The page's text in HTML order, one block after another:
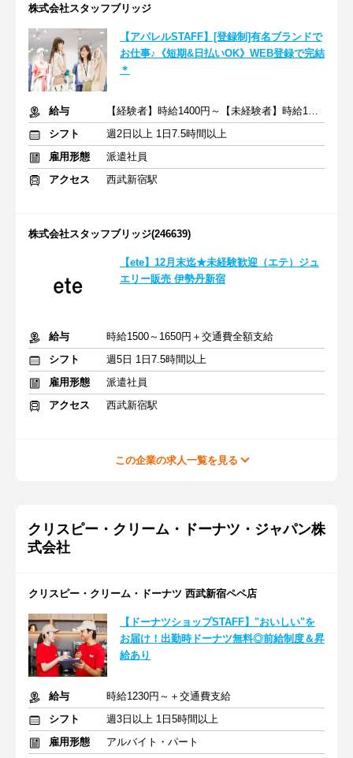
株式会社スタッフブリッジ
【アパレルSTAFF】[登録制]有名ブランドで
お仕事♪《短期&日払いOK》WEB登録で完結
＊
給与
【経験者】時給1400円～【未経験者】時給1300円～＋交通費全額
シフト
週2日以上 1日7.5時間以上
雇用形態
派遣社員
アクセス
西武新宿駅
株式会社スタッフブリッジ(246639)
【ete】12月末迄★未経験歓迎（エテ）ジュ
エリー販売 伊勢丹新宿
給与
時給1500～1650円＋交通費全額支給
シフト
週5日 1日7.5時間以上
雇用形態
派遣社員
アクセス
西武新宿駅
この企業の求人一覧を見る
クリスピー・クリーム・ドーナツ・ジャパン株
式会社
クリスピー・クリーム・ドーナツ 西武新宿ペペ店
【ドーナツショップSTAFF】"おいしい"を
お届け！出勤時ドーナツ無料◎前給制度＆昇
給あり
給与
時給1230円～＋交通費支給
シフト
週3日以上 1日5時間以上
雇用形態
アルバイト・パート